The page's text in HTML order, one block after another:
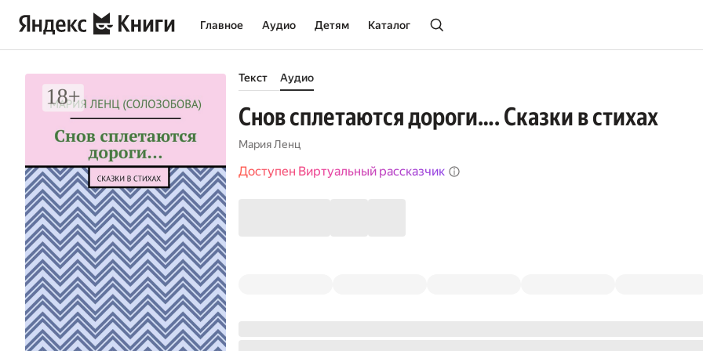
Главное Аудио Детям Каталог
Текст Аудио
Снов сплетаются дороги…. Сказки в стихах
Мария Ленц
Доступен Виртуальный рассказчик